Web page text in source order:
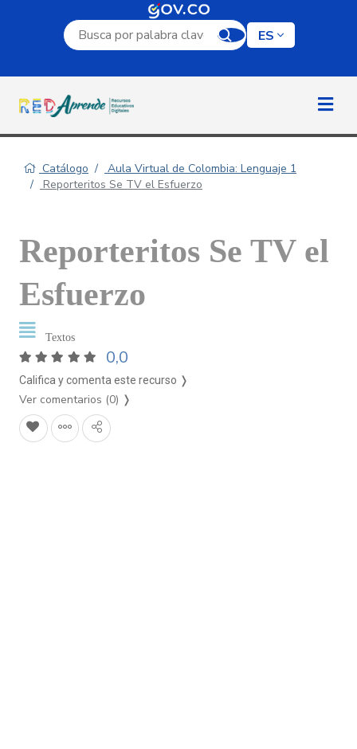
Campo de búsqueda por palabra clave
ES
Catálogo
Aula Virtual de Colombia: Lenguaje 1
Reporteritos Se TV el Esfuerzo
Reporteritos Se TV el
Esfuerzo
Textos
0,0
Califica y comenta este recurso ❭
Ver comentarios (0) ❭